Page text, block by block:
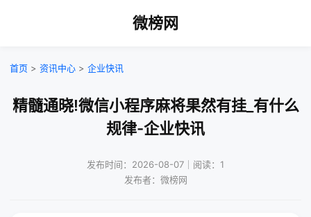
微榜网
首页 > 资讯中心 > 企业快讯
精髓通晓!微信小程序麻将果然有挂_有什么
规律-企业快讯
发布时间：2026-08-07｜阅读：1
发布者：微榜网